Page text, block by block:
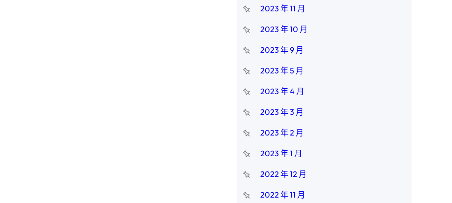
2023 年 11 月
2023 年 10 月
2023 年 9 月
2023 年 5 月
2023 年 4 月
2023 年 3 月
2023 年 2 月
2023 年 1 月
2022 年 12 月
2022 年 11 月